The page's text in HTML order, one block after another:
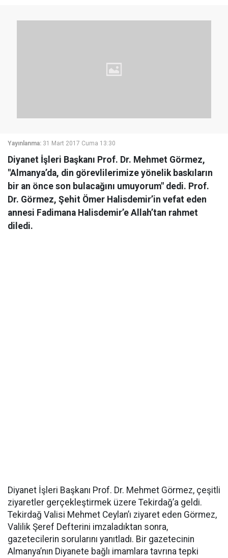
Yayınlanma: 31 Mart 2017 Cuma 13:30
Diyanet İşleri Başkanı Prof. Dr. Mehmet Görmez,
"Almanya’da, din görevlilerimize yönelik baskıların
bir an önce son bulacağını umuyorum" dedi. Prof.
Dr. Görmez, Şehit Ömer Halisdemir’in vefat eden
annesi Fadimana Halisdemir’e Allah’tan rahmet
diledi.
Diyanet İşleri Başkanı Prof. Dr. Mehmet Görmez, çeşitli
ziyaretler gerçekleştirmek üzere Tekirdağ’a geldi.
Tekirdağ Valisi Mehmet Ceylan’ı ziyaret eden Görmez,
Valilik Şeref Defterini imzaladıktan sonra,
gazetecilerin sorularını yanıtladı. Bir gazetecinin
Almanya’nın Diyanete bağlı imamlara tavrına tepki